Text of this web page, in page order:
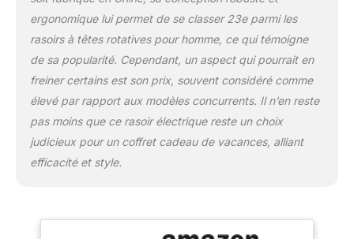
facile Libérez votre
confiance : Skull Shaver
redéfinit le rasage avec
une technologie avancée
et des designs élégants.
Les produits assurent un
rasage fluide et
confortable, vous
permettant de vous
ergonomique lui permet de se classer 23e parmi les
rasoirs à têtes rotatives pour homme, ce qui témoigne
de sa popularité. Cependant, un aspect qui pourrait en
freiner certains est son prix, souvent considéré comme
élevé par rapport aux modèles concurrents. Il n’en reste
pas moins que ce rasoir électrique reste un choix
judicieux pour un coffret cadeau de vacances, alliant
efficacité et style.